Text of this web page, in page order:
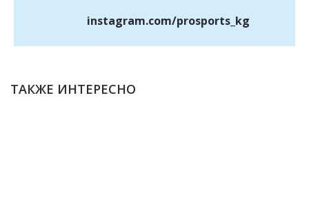
instagram.com/prosports_kg
ТАКЖЕ ИНТЕРЕСНО